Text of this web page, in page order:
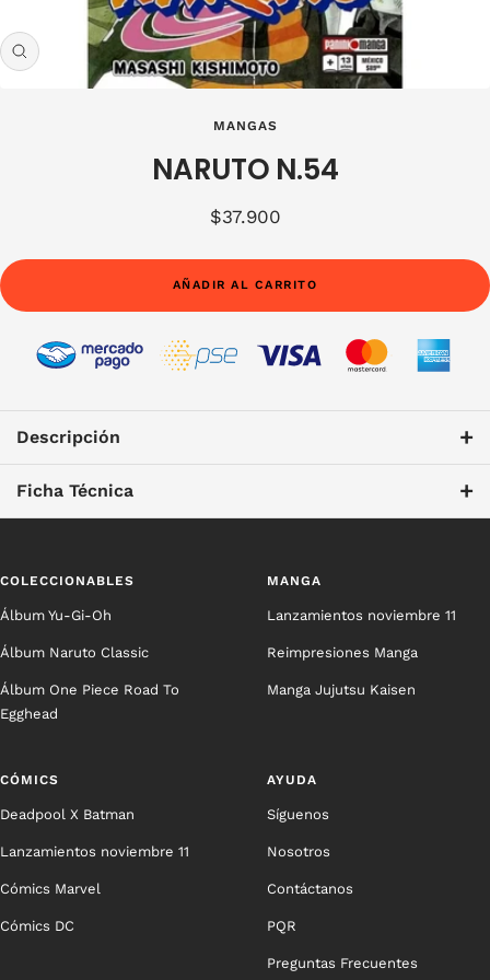
Zoom
MANGAS
NARUTO N.54
Precio
venta
$37.900
AÑADIR AL CARRITO
Descripción +
Ficha Técnica +
COLECCIONABLES
Álbum Yu-Gi-Oh
Álbum Naruto Classic
Álbum One Piece Road To
Egghead
MANGA
Lanzamientos noviembre 11
Reimpresiones Manga
Manga Jujutsu Kaisen
CÓMICS
Deadpool X Batman
Lanzamientos noviembre 11
Cómics Marvel
Cómics DC
AYUDA
Síguenos
Nosotros
Contáctanos
PQR
Preguntas Frecuentes